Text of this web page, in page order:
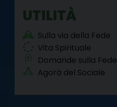
UTILITÀ
Sulla via della Fede
Vita Spirituale
Domande sulla Fede
Agorà del Sociale